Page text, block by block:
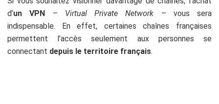
d’un VPN – Virtual Private Network – vous sera
indispensable. En effet, certaines chaînes françaises
permettent l’accès seulement aux personnes se
connectant depuis le territoire français.